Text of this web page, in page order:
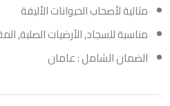
مثالية لأصحاب الحيوانات الأليفة
مناسبة للسجاد, الأرضيات الصلبة,
الضمان الشامل : عامان